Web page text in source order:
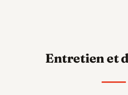
Entretien et